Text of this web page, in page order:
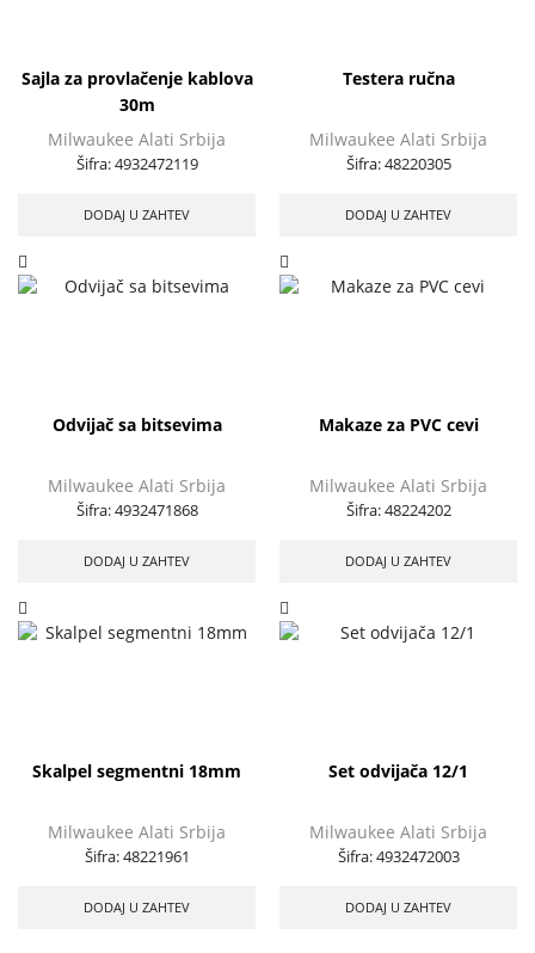
Sajla za provlačenje kablova
30m
Milwaukee Alati Srbija
Šifra:4932472119
DODAJ U ZAHTEV
Testera ručna
Milwaukee Alati Srbija
Šifra:48220305
DODAJ U ZAHTEV
Odvijač sa bitsevima
Milwaukee Alati Srbija
Šifra:4932471868
DODAJ U ZAHTEV
Makaze za PVC cevi
Milwaukee Alati Srbija
Šifra:48224202
DODAJ U ZAHTEV
Skalpel segmentni 18mm
Milwaukee Alati Srbija
Šifra:48221961
DODAJ U ZAHTEV
Set odvijača 12/1
Milwaukee Alati Srbija
Šifra:4932472003
DODAJ U ZAHTEV